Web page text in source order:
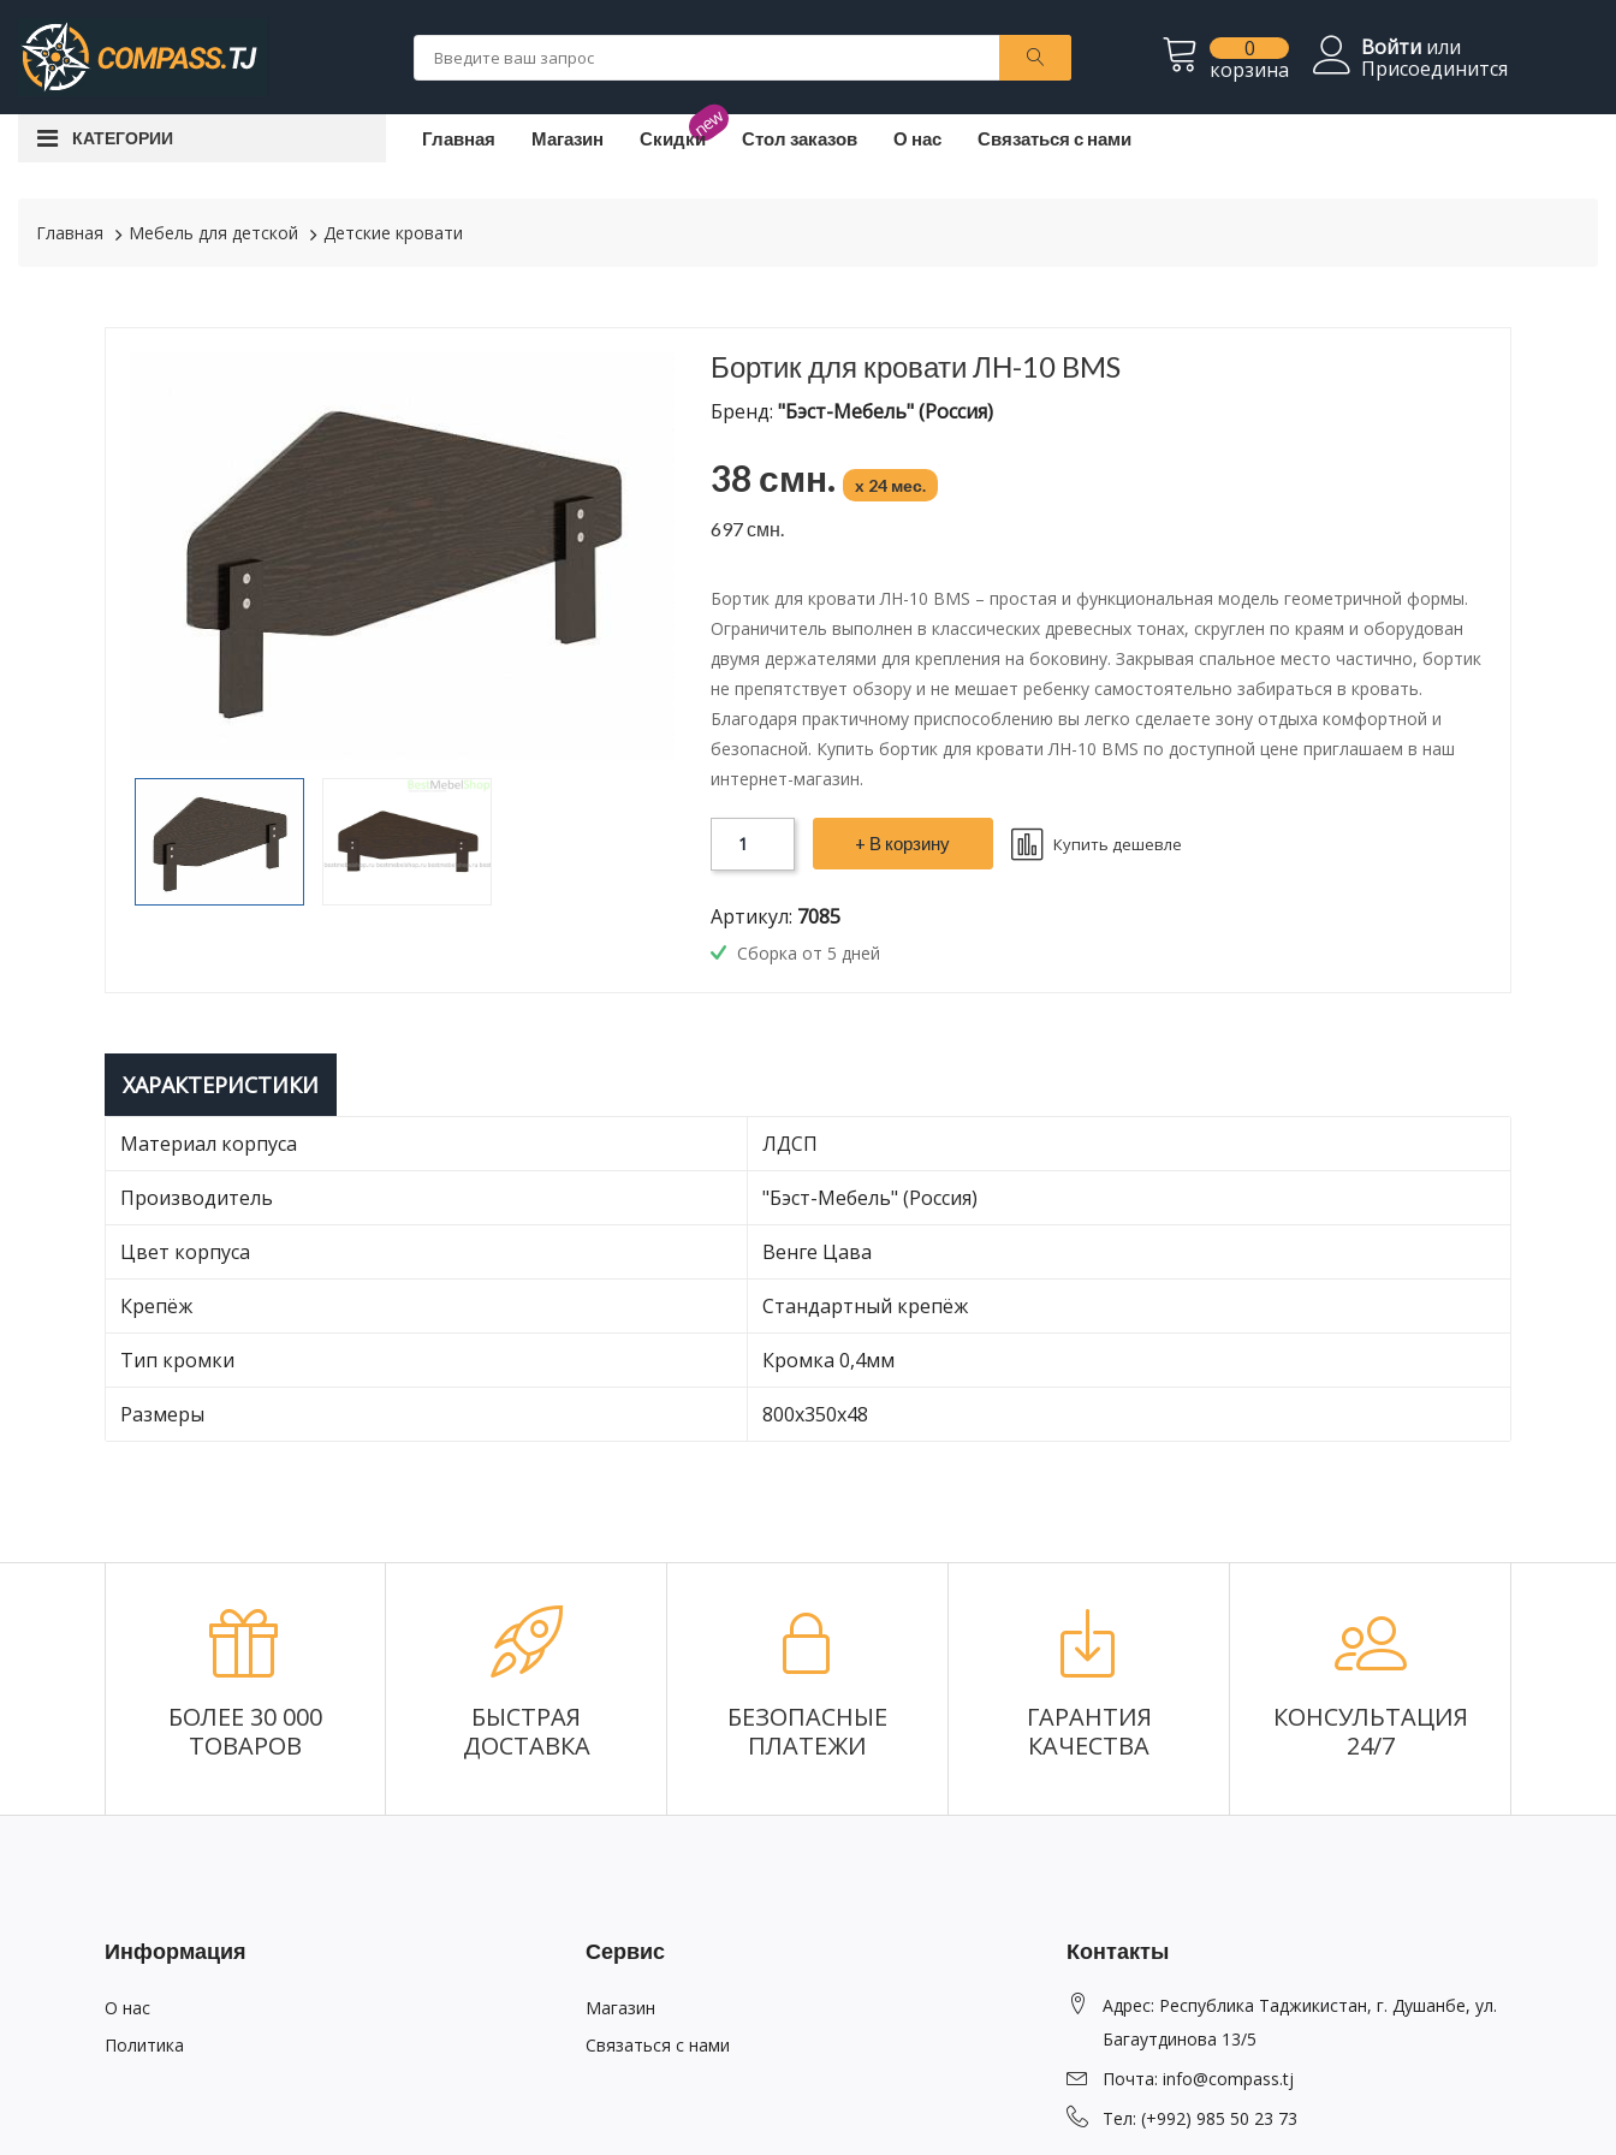
0
корзина
Войти или
Присоединится
КАТЕГОРИИ Главная Магазин new
Скидки Стол заказов О нас Связаться с нами
Главная Мебель для детской Детские кровати
Бортик для кровати ЛН-10 BMS
Бренд: "Бэст-Мебель" (Россия)
38 смн. x 24 мес.
697 смн.
Бортик для кровати ЛН-10 BMS – простая и функциональная модель геометричной формы.
Ограничитель выполнен в классических древесных тонах, скруглен по краям и оборудован
двумя держателями для крепления на боковину. Закрывая спальное место частично, бортик
не препятствует обзору и не мешает ребенку самостоятельно забираться в кровать.
Благодаря практичному приспособлению вы легко сделаете зону отдыха комфортной и
безопасной. Купить бортик для кровати ЛН-10 BMS по доступной цене приглашаем в наш
интернет-магазин.
+ В корзину Купить дешевле
Артикул: 7085
Сборка от 5 дней
ХАРАКТЕРИСТИКИ
Материал корпуса ЛДСП
Производитель "Бэст-Мебель" (Россия)
Цвет корпуса Венге Цава
Крепёж Стандартный крепёж
Тип кромки Кромка 0,4мм
Размеры 800х350х48
БОЛЕЕ 30 000
ТОВАРОВ
БЫСТРАЯ
ДОСТАВКА
БЕЗОПАСНЫЕ
ПЛАТЕЖИ
ГАРАНТИЯ
КАЧЕСТВА
КОНСУЛЬТАЦИЯ
24/7
Информация
О нас
Политика
Сервис
Магазин
Связаться с нами
Контакты
Адрес: Республика Таджикистан, г. Душанбе, ул.
Багаутдинова 13/5
Почта: info@compass.tj
Тел: (+992) 985 50 23 73